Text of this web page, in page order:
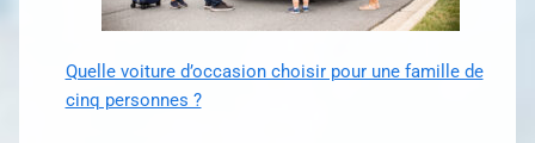
Quelle voiture d’occasion choisir pour une famille de
cinq personnes ?